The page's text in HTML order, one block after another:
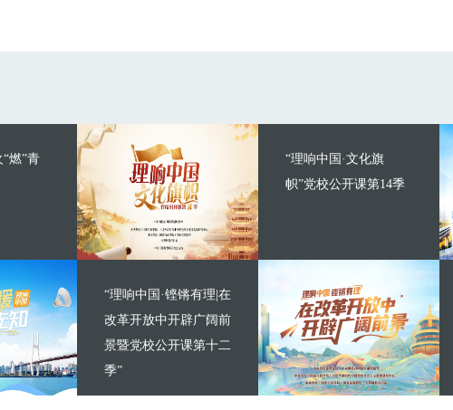
燃”青
“理响中国·文化旗
帜”党校公开课第14季
“理响中国·铿锵有理|在
改革开放中开辟广阔前
景暨党校公开课第十二
季”